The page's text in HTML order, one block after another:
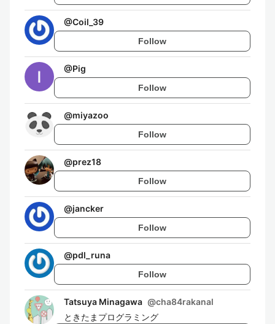
@Coil_39
Follow
@Pig
Follow
@miyazoo
Follow
@prez18
Follow
@jancker
Follow
@pdl_runa
Follow
Tatsuya Minagawa @cha84rakanal
ときたまプログラミング